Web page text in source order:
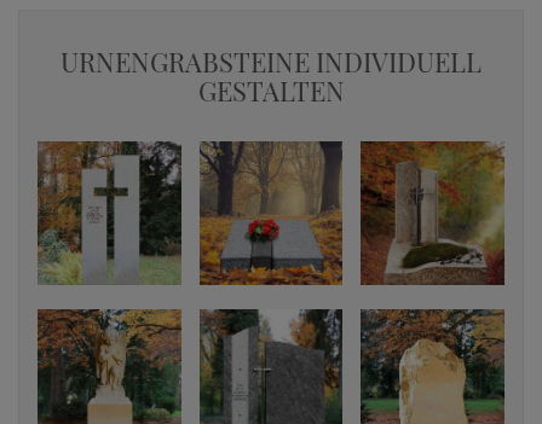
URNENGRABSTEINE INDIVIDUELL
GESTALTEN